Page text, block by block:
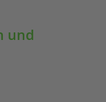
und